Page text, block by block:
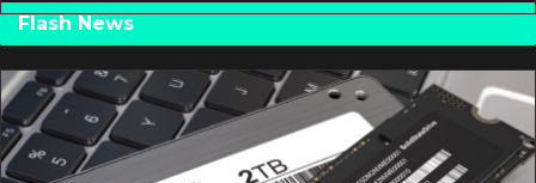
Flash News